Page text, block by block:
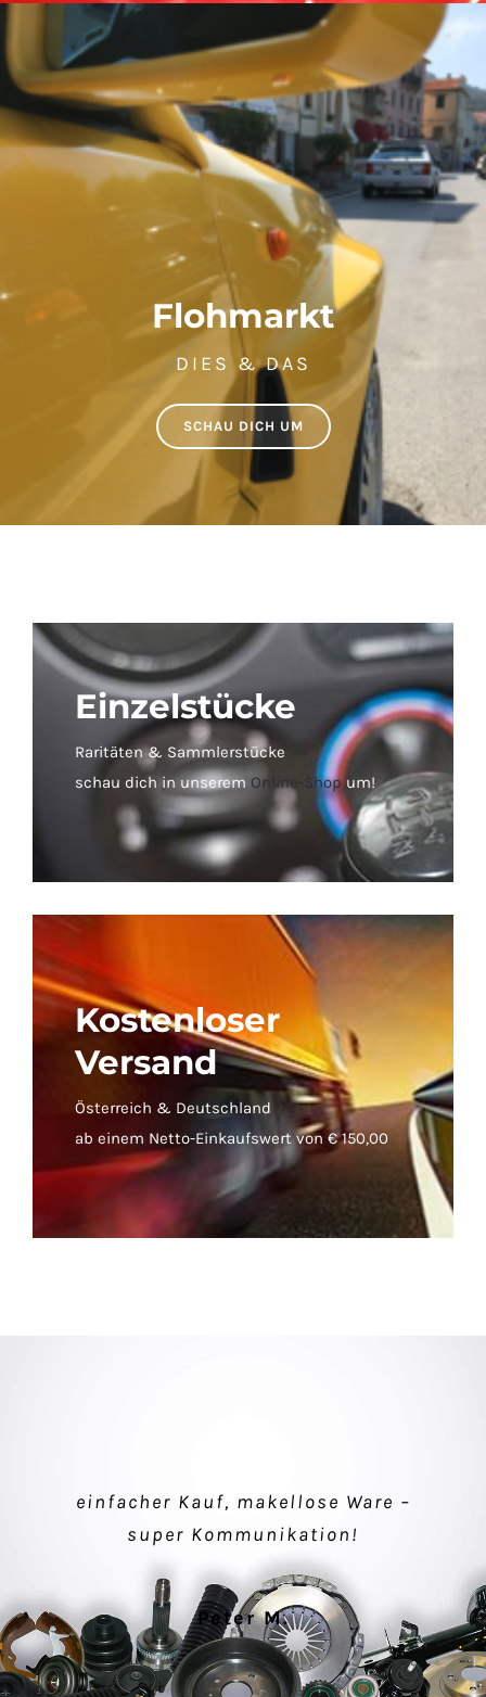
Flohmarkt
DIES & DAS
SCHAU DICH UM
Einzelstücke
Raritäten & Sammlerstücke
schau dich in unserem Online-Shopum!
Kostenloser
Versand
Österreich & Deutschland
ab einem Netto-Einkaufswert von € 150,00
einfacher Kauf, makellose Ware –
super Kommunikation!
Peter M.
Verkäufer sehr nett, schnelle
Lieferung, alles gut.
Klaus P.